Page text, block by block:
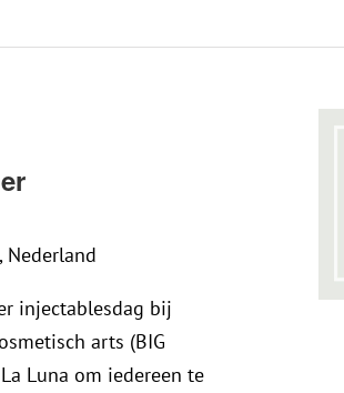
Nederland
injectablesdag bij
arts (BIG
Luna om iedereen te